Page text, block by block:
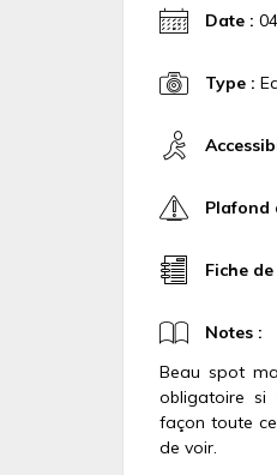
Date :
Type :
Plafond
Fiche
Notes :
Beau spot
obligatoire
façon toute
de voir.